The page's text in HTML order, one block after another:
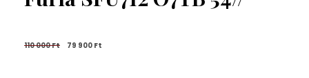
110 000 Ft 79 900 Ft